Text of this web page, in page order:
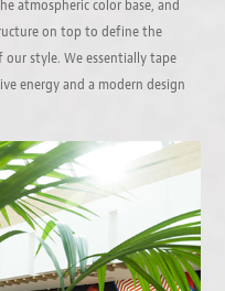
atmospheric color base, and
on top to define the
style. We essentially tape
energy and a modern design